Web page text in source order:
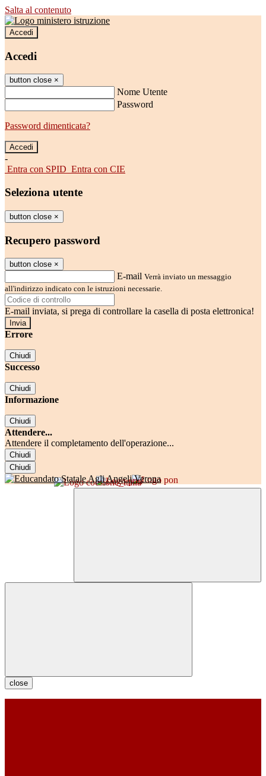
Salta al contenuto
Accedi
Accedi
button close ×
Nome Utente
Password
Password dimenticata?
-
Entra con SPID Entra con CIE
Seleziona utente
button close ×
Recupero password
button close ×
E-mail Verrà inviato un messaggio
all'indirizzo indicato con le istruzioni necessarie.
E-mail inviata, si prega di controllare la casella di posta elettronica!
Errore
Chiudi
Successo
Chiudi
Informazione
Chiudi
Attendere...
Attendere il completamento dell'operazione...
Chiudi
Chiudi
close